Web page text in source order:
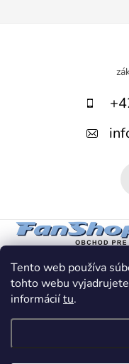
Tento web používa
tohto webu
informáciítu.